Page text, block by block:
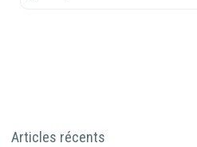
Articles récents